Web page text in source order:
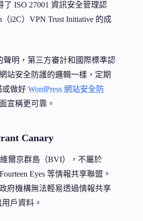
了 ISO 27001 資訊安全管理認
i2C）VPN Trust Initiative 的成
聲明，第三方審計和國際標準認
站安全防護的邏輯一樣，定期
或做好 WordPress 網站安全防
宣稱更可靠。
Canary
爾京群島（BVI），不屬於
Eyes 等情報共享聯盟。
府機構無法輕易透過情報共享
戶資料。